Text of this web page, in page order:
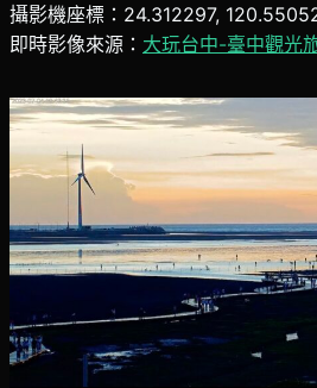
攝影機座標：24.312297,
即時影像來源： 大玩台中-臺中觀光